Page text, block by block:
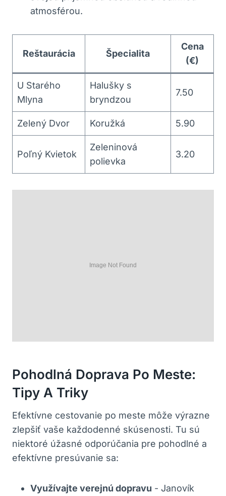
atmosférou.
Reštaurácia Špecialita
Cena
‌(€)
U Starého
Mlyna
Halušky s ​
bryndzou
7.50
Zelený ⁢Dvor Koružká 5.90
Poľný Kvietok
Zeleninová
polievka
3.20
Pohodlná Doprava Po‌ Meste:
Tipy A​ Triky
Efektívne cestovanie ‍po‍ meste môže výrazne
zlepšiť vaše každodenné skúsenosti. Tu⁢ sú
niektoré⁣ úžasné odporúčania pre pohodlné a
efektívne presúvanie sa:
Využívajte verejnú ⁢dopravu ‍- Janovík